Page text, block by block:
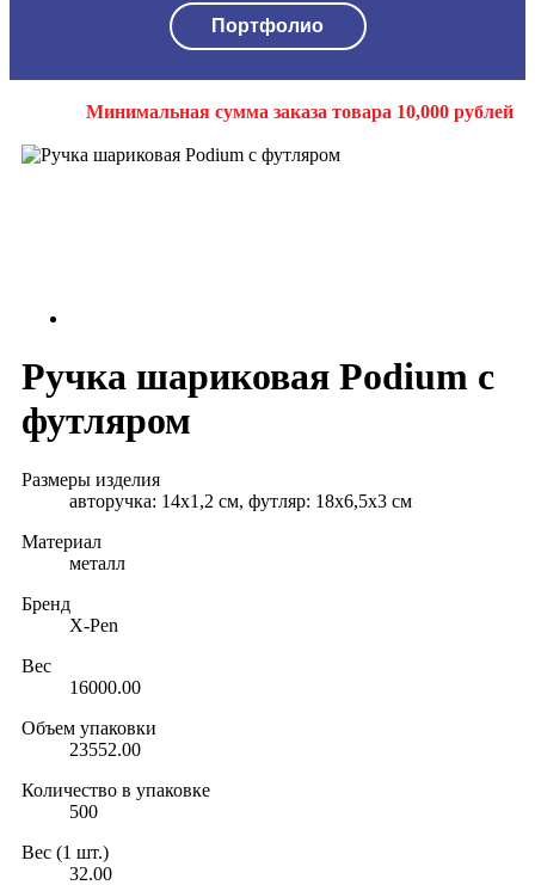
Портфолио
Минимальная сумма заказа товара 10,000 рублей
Ручка шариковая Podium с
футляром
Размеры изделия
авторучка: 14х1,2 см, футляр: 18х6,5х3 см
Материал
металл
Бренд
X-Pen
Вес
16000.00
Объем упаковки
23552.00
Количество в упаковке
500
Вес (1 шт.)
32.00